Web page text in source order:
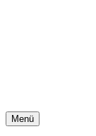
Menü